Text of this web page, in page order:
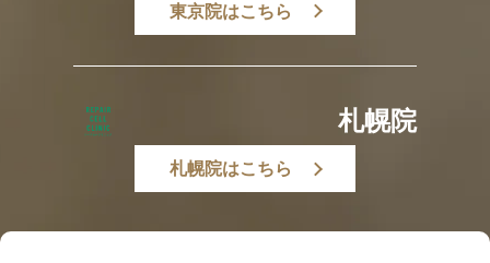
東京院はこちら
札幌院
札幌院はこちら